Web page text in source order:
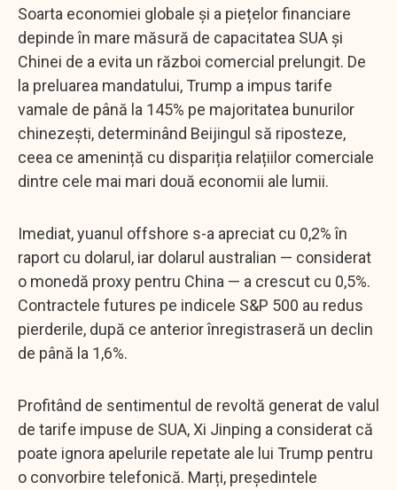
Soarta economiei globale și a piețelor financiare
depinde în mare măsură de capacitatea SUA și
Chinei de a evita un război comercial prelungit. De
la preluarea mandatului, Trump a impus tarife
vamale de până la 145% pe majoritatea bunurilor
chinezești, determinând Beijingul să riposteze,
ceea ce amenință cu dispariția relațiilor comerciale
dintre cele mai mari două economii ale lumii.
Imediat, yuanul offshore s-a apreciat cu 0,2% în
raport cu dolarul, iar dolarul australian — considerat
o monedă proxy pentru China — a crescut cu 0,5%.
Contractele futures pe indicele S&P 500 au redus
pierderile, după ce anterior înregistraseră un declin
de până la 1,6%.
Profitând de sentimentul de revoltă generat de valul
de tarife impuse de SUA, Xi Jinping a considerat că
poate ignora apelurile repetate ale lui Trump pentru
o convorbire telefonică. Marți, președintele